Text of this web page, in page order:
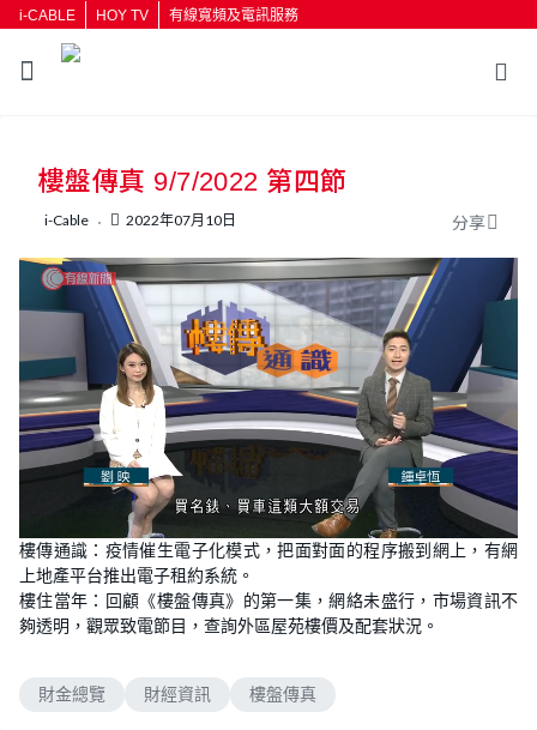
i-CABLE HOY TV 有線寬頻及電訊服務
按輸入鍵開始搜尋
樓盤傳真 9/7/2022 第四節
i-Cable 2022年07月10日 分享
n
m
u
t
e
L
o
a
d
e
d
:
6
.
樓傳通識：疫情催生電子化模式，把面對面的程序搬到網上，有網
上地產平台推出電子租約系統。
樓住當年：回顧《樓盤傳真》的第一集，網絡未盛行，市場資訊不
夠透明，觀眾致電節目，查詢外區屋苑樓價及配套狀況。
財金總覽 財經資訊 樓盤傳真